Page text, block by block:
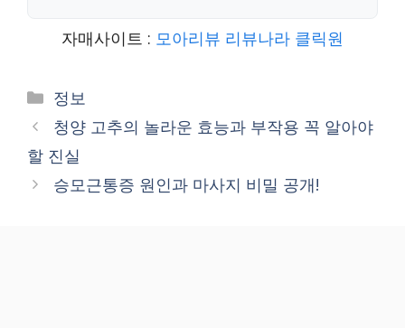
자매사이트 : 모아리뷰 리뷰나라 클릭원
Categories
정보
청양 고추의 놀라운 효능과 부작용 꼭 알아야
할 진실
승모근통증 원인과 마사지 비밀 공개!